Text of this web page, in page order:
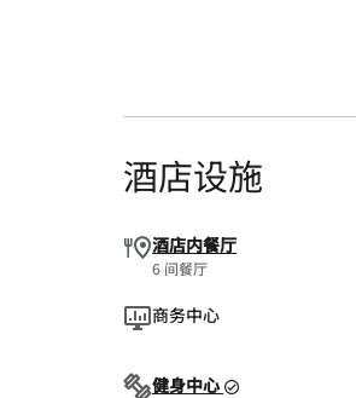
酒店设施
酒店内餐厅
6 间餐厅
商务中心
健身中心